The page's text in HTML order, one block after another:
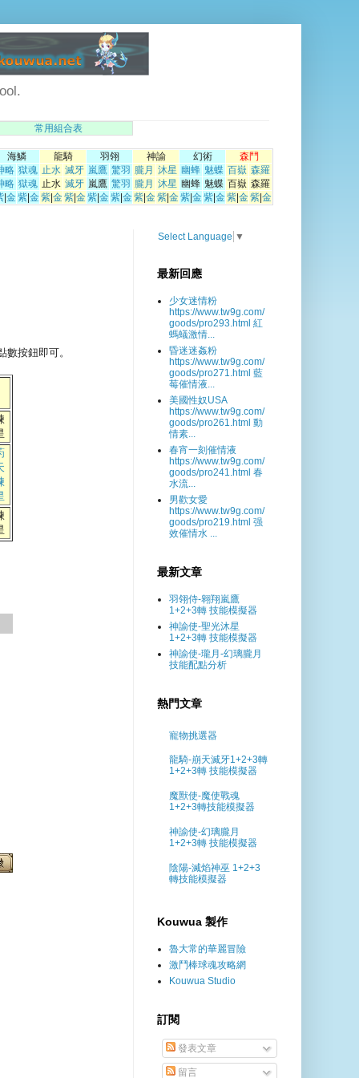
常用組合表
海鱗 龍騎 羽翎 神諭 幻術
森鬥
略 獄魂 止水 滅牙 嵐鷹 驚羽 朧月 沐星 幽蜂 魅蝶 百嶽 森羅
略 獄魂 止水 滅牙 嵐鷹 驚羽 朧月 沐星 幽蜂 魅蝶 百嶽 森羅
| 金紫| 金紫| 金紫| 金紫| 金紫| 金紫| 金紫| 金紫| 金紫| 金紫| 金紫| 金
按鈕即可。
Select Language ▼
最新回應
少女迷情粉
https://www.tw9g.com/
goods/pro293.html 紅
螞蟻激情...
昏迷迷姦粉
https://www.tw9g.com/
goods/pro271.html 藍
莓催情液...
美國性奴USA
https://www.tw9g.com/
goods/pro261.html 動
情素...
春宵一刻催情液
https://www.tw9g.com/
goods/pro241.html 春
水流...
男歡女愛
https://www.tw9g.com/
goods/pro219.html 强
效催情水 ...
最新文章
羽翎侍-翱翔嵐鷹
1+2+3轉 技能模擬器
神諭使-聖光沐星
1+2+3轉 技能模擬器
神諭使-瓏月-幻璃朧月
技能配點分析
熱門文章
寵物挑選器
龍騎-崩天滅牙1+2+3轉
1+2+3轉 技能模擬器
魔獸使-魔使戰魂
1+2+3轉技能模擬器
神諭使-幻璃朧月
1+2+3轉 技能模擬器
陰陽-滅焰神巫 1+2+3
轉技能模擬器
Kouwua 製作
魯大常的華麗冒險
激鬥棒球魂攻略網
Kouwua Studio
訂閱
發表文章
留言